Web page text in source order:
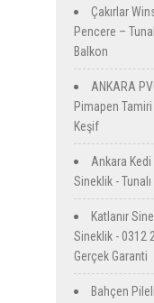
Çakırlar
Pencere –
Balkon
ANKARA
Pimapen
Keşif
Ankara
Sineklik -
Katlanır
Sineklik - 0312
Gerçek Garanti
Bahçen